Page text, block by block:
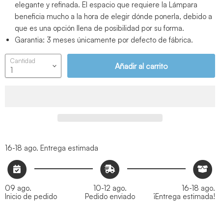
elegante y refinada. El espacio que requiere la Lámpara
beneficia mucho a la hora de elegir dónde ponerla, debido a
que es una opción llena de posibilidad por su forma.
Garantia: 3 meses únicamente por defecto de fábrica.
Cantidad
Añadir al carrito
16-18 ago. Entrega estimada
09 ago.
Inicio de pedido
10-12 ago.
Pedido enviado
16-18 ago.
¡Entrega estimada!